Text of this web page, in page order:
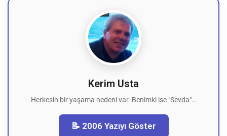
Kerim Usta
Herkesin bir yaşama nedeni var. Benimki ise "Sevda"…
📝 2006 Yazıyı Göster